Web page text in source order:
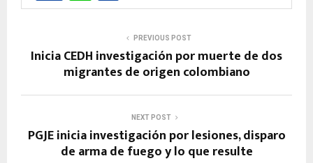
PREVIOUS POST
Inicia CEDH investigación por muerte de dos
migrantes de origen colombiano
NEXT POST
PGJE inicia investigación por lesiones, disparo
de arma de fuego y lo que resulte